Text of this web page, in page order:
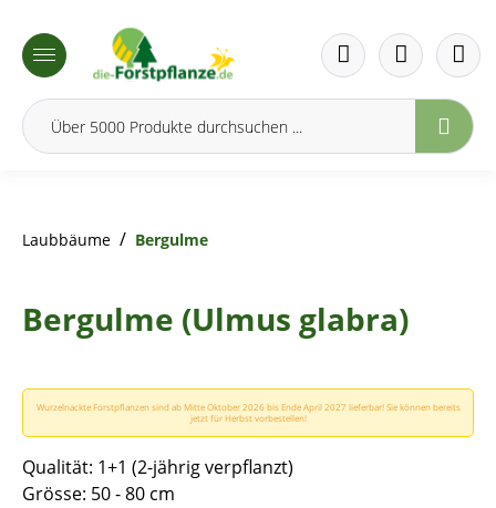
springen
Laubbäume / Bergulme
Bergulme (Ulmus glabra)
Wurzelnackte Forstpflanzen sind ab Mitte Oktober 2026 bis Ende April 2027 lieferbar! Sie können bereits
jetzt für Herbst vorbestellen!
Qualität: 1+1 (2-jährig verpflanzt)
Grösse: 50 - 80 cm